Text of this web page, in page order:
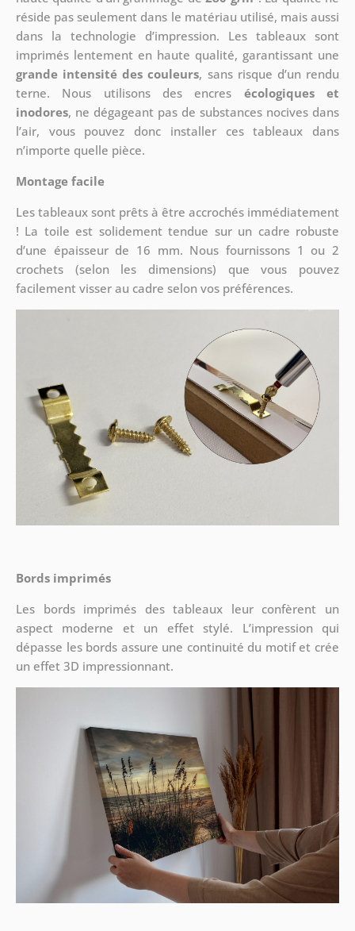
réside pas seulement dans le matériau utilisé, mais aussi
dans la technologie d’impression. Les tableaux sont
imprimés lentement en haute qualité, garantissant une
grande intensité des couleurs, sans risque d’un rendu
terne. Nous utilisons des encres écologiques et
inodores, ne dégageant pas de substances nocives dans
l’air, vous pouvez donc installer ces tableaux dans
n’importe quelle pièce.
Montage facile
Les tableaux sont prêts à être accrochés immédiatement
! La toile est solidement tendue sur un cadre robuste
d’une épaisseur de 16 mm. Nous fournissons 1 ou 2
crochets (selon les dimensions) que vous pouvez
facilement visser au cadre selon vos préférences.
Bords imprimés
Les bords imprimés des tableaux leur confèrent un
aspect moderne et un effet stylé. L’impression qui
dépasse les bords assure une continuité du motif et crée
un effet 3D impressionnant.